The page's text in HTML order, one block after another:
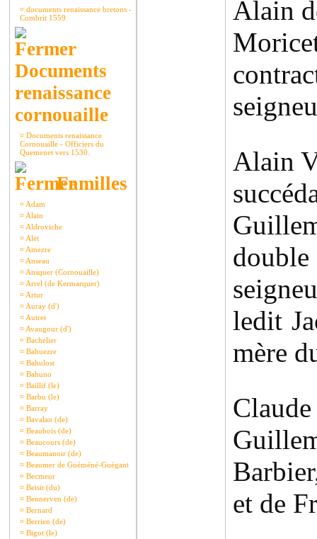
¤ documents renaissance bretons -
Combrit 1559
Documents
renaissance
cornouaille
¤ Documents renaissance
Cornouaille - Officiers du
Quemenet vers 1530.
Familles
¤ Adam
¤ Alain
¤ Aldroviche
¤ Alet
¤ Amezre
¤ Anseau
¤ Ansquer (Cornouaille)
¤ Arrel (de Kermarquer)
¤ Artur
¤ Auray (d')
¤ Autret
¤ Avaugour (d')
¤ Bachelier
¤ Bahuezre
¤ Bahulost
¤ Bahuno
¤ Baillif (le)
¤ Barbu (le)
¤ Barray
¤ Bavalan (de)
¤ Beaubois (de)
¤ Beaucours (de)
¤ Beaumanoir (de)
¤ Beaumer de Guéméné-Guégant
¤ Becmeur
¤ Beisit (du)
¤ Bennerven (de)
¤ Bernard
¤ Berrien (de)
¤ Bigot (le)
Alain
Alain
double
ledit
mère
Claude
et de